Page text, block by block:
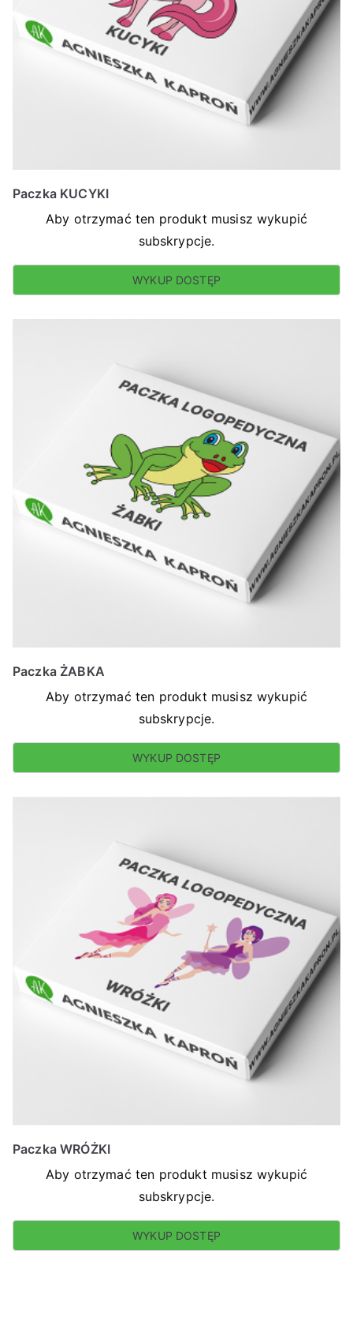
Paczka KUCYKI
Aby otrzymać ten produkt musisz wykupić
subskrypcje.
WYKUP DOSTĘP
Paczka ŻABKA
Aby otrzymać ten produkt musisz wykupić
subskrypcje.
WYKUP DOSTĘP
Paczka WRÓŻKI
Aby otrzymać ten produkt musisz wykupić
subskrypcje.
WYKUP DOSTĘP